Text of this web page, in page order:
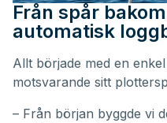
Från spår
automatisk
Allt började med en
motsvarande sitt
– Från början byggde vi